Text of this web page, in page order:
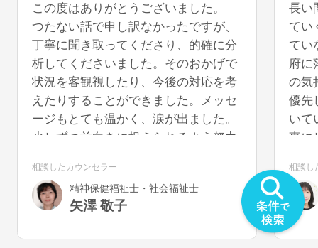
この度はありがとうございました。
つたない話で申し訳なかったですが、
丁寧に聞き取ってくださり、的確に分
析してくださいました。そのおかげで
状況を客観視したり、今後の対応を考
えたりすることができました。メッセ
ージもとても温かく、涙が出ました。
少しずつ前向きに捉えられるよう努力
あれば、再度お話を聞いていただける
と幸いです。
相談したカウンセラー
精神保健福祉士・社会福祉士
矢澤 敬子
長い
てい
てい
府に
の気
優先
いて
事に
を切
気
うで
相談し